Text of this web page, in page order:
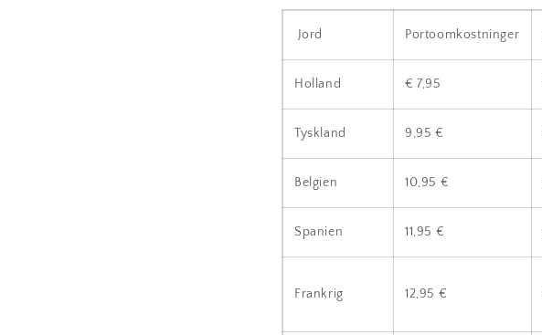
Jord Portoomkostninger
Holland € 7,95
Tyskland 9,95 €
Belgien 10,95 €
Spanien 11,95 €
Frankrig 12,95 €